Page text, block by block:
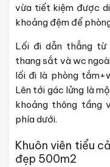
vừa tiết kiệm được
khoảng đệm để
Lối đi dẫn thẳng từ
thang sắt và wc
lối đi là phòng
Lên tới gác lửng là
khoảng thông tầng
phía dưới.
Khuôn viên tiểu
đẹp 500m2